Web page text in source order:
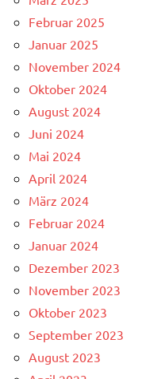
Februar 2025
Januar 2025
November 2024
Oktober 2024
August 2024
Juni 2024
Mai 2024
April 2024
März 2024
Februar 2024
Januar 2024
Dezember 2023
November 2023
Oktober 2023
September 2023
August 2023